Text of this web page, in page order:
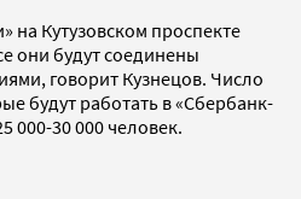
на Кутузовском проспекте
они будут соединены
говорит Кузнецов. Число
будут работать в «Сбербанк-
000-30 000 человек.